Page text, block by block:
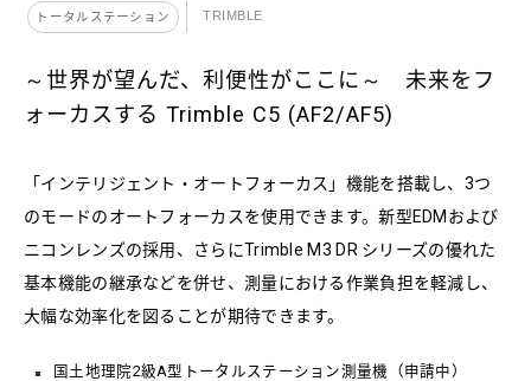
トータルステーション TRIMBLE
～世界が望んだ、利便性がここに～ 未来をフ
ォーカスする Trimble C5 (AF2/AF5)
「インテリジェント・オートフォーカス」機能を搭載し、3つ
のモードのオートフォーカスを使用できます。新型EDMおよび
ニコンレンズの採用、さらにTrimble M3 DR シリーズの優れた
基本機能の継承などを併せ、測量における作業負担を軽減し、
大幅な効率化を図ることが期待できます。
国土地理院2級A型トータルステーション測量機（申請中）